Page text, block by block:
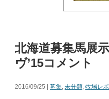
北海道募集馬展
ヴ’15コメント
2016/09/25 | 募集, 未分類, 牧場レ